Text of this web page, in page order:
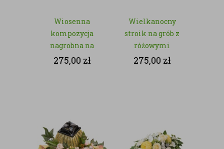
Wiosenna
kompozycja
nagrobna na
Wielkanoc ze
275,00 zł
Wielkanocny
stroik na grób z
różowymi
kwiatami –
275,00 zł